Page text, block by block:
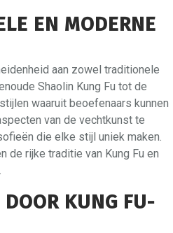
EN MODERNE
aan zowel traditionele
Shaolin Kung Fu tot de
waaruit beoefenaars kunnen
van de vechtkunst te
die elke stijl uniek maken.
de rijke traditie van Kung Fu en
DOOR KUNG FU-